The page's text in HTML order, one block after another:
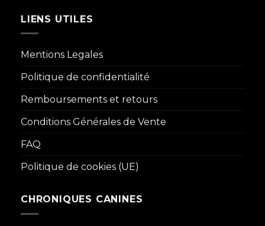
LIENS UTILES
Mentions Legales
Politique de confidentialité
Remboursements et retours
Conditions Générales de Vente
FAQ
Politique de cookies (UE)
CHRONIQUES CANINES